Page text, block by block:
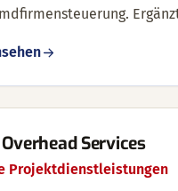
Services
Projektdienstleistungen